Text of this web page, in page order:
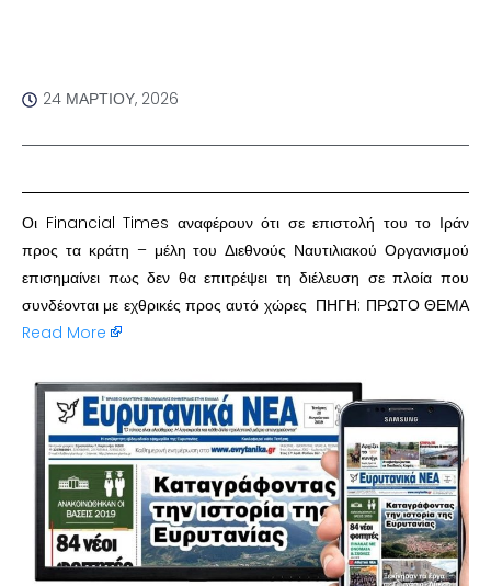
24 ΜΑΡΤΊΟΥ, 2026
Οι Financial Times αναφέρουν ότι σε επιστολή του το Ιράν
προς τα κράτη – μέλη του Διεθνούς Ναυτιλιακού Οργανισμού
επισημαίνει πως δεν θα επιτρέψει τη διέλευση σε πλοία που
συνδέονται με εχθρικές προς αυτό χώρες ΠΗΓΗ: ΠΡΩΤΟ ΘΕΜΑ
Read More